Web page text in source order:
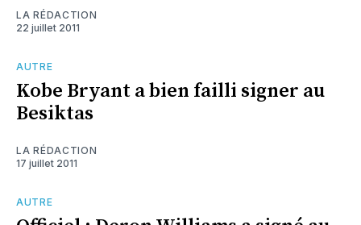
LA RÉDACTION
22 juillet 2011
AUTRE
Kobe Bryant a bien failli signer au
Besiktas
LA RÉDACTION
17 juillet 2011
AUTRE